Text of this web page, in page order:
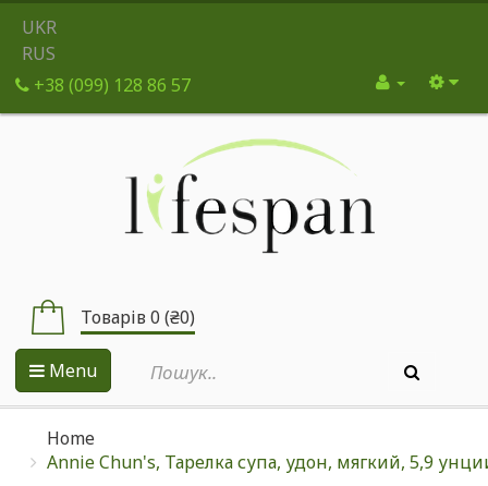
UKR
RUS
+38 (099) 128 86 57
Товарів 0 (₴0)
Menu
Home
Annie Chun's, Тарелка супа, удон, мягкий, 5,9